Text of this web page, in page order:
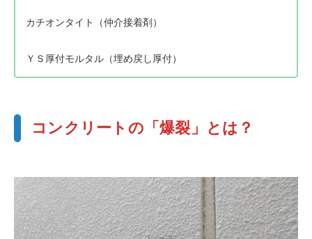
カチオンタイト（仲介接着剤）
ＹＳ厚付モルタル（埋め戻し厚付）
コンクリートの「爆裂」とは？